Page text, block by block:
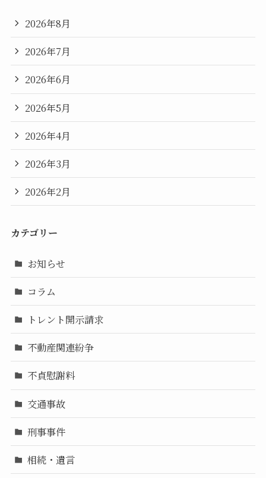
2026年8月
2026年7月
2026年6月
2026年5月
2026年4月
2026年3月
2026年2月
カテゴリー
お知らせ
コラム
トレント開示請求
不動産関連紛争
不貞慰謝料
交通事故
刑事事件
相続・遺言